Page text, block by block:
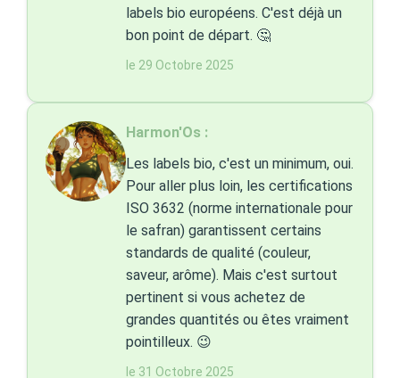
labels bio européens. C'est déjà un
bon point de départ. 🤔
le 29 Octobre 2025
Harmon'Os :
Les labels bio, c'est un minimum, oui.
Pour aller plus loin, les certifications
ISO 3632 (norme internationale pour
le safran) garantissent certains
standards de qualité (couleur,
saveur, arôme). Mais c'est surtout
pertinent si vous achetez de
grandes quantités ou êtes vraiment
pointilleux. 😉
le 31 Octobre 2025